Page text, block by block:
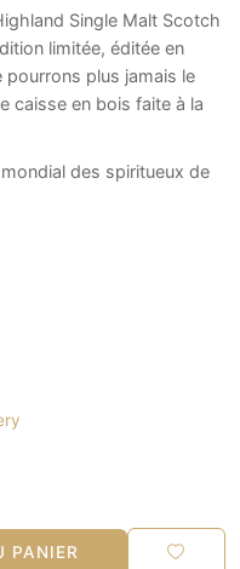
Single Malt Scotch
limitée, éditée en
plus jamais le
caisse en bois faite à la
des spiritueux de
PANIER